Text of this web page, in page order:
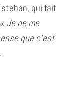
qui fait
Je ne me
que c’est